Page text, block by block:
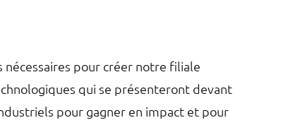
pour créer notre filiale
qui se présenteront devant
pour gagner en impact et pour